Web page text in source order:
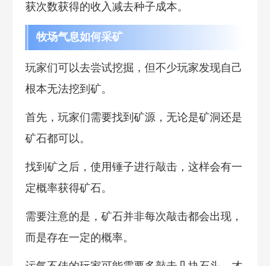
获次数获得的收入减去种子成本。
牧场气息如何采矿
玩家们可以去尝试挖掘，但不少玩家发现自己
根本无法挖到矿。
首先，玩家们需要找到矿源，无论是矿洞还是
矿石都可以。
找到矿之后，使用锤子进行敲击，这样会有一
定概率获得矿石。
需要注意的是，矿石并非每次敲击都会出现，
而是存在一定的概率。